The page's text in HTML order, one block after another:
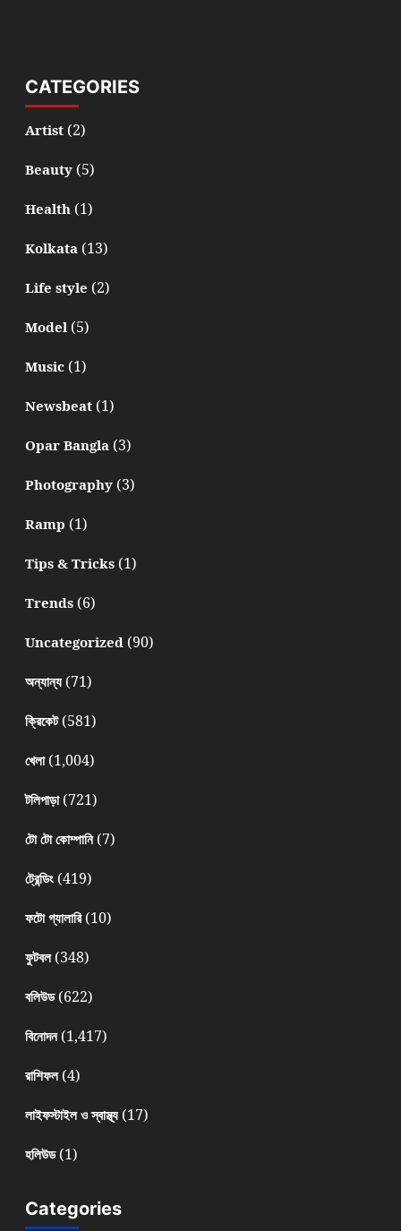
CATEGORIES
Artist(2)
Beauty(5)
Health(1)
Kolkata(13)
Life style (2)
Model(5)
Music(1)
Newsbeat(1)
Opar Bangla(3)
Photography(3)
Ramp (1)
Tips & Tricks(1)
Trends(6)
Uncategorized(90)
অন্যান্য(71)
ক্রিকেট(581)
খেলা(1,004)
টলিপাড়া(721)
টো টো কোম্পানি(7)
ট্রেন্ডিং(419)
ফটো গ্যালারি(10)
ফুটবল(348)
বলিউড(622)
বিনোদন(1,417)
রাশিফল(4)
লাইফস্টাইল ও স্বাস্থ্য(17)
হলিউড(1)
Categories